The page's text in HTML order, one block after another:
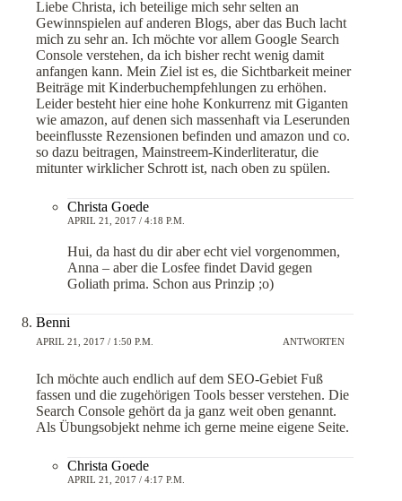
Liebe Christa, ich beteilige mich sehr selten an
Gewinnspielen auf anderen Blogs, aber das Buch lacht
mich zu sehr an. Ich möchte vor allem Google Search
Console verstehen, da ich bisher recht wenig damit
anfangen kann. Mein Ziel ist es, die Sichtbarkeit meiner
Beiträge mit Kinderbuchempfehlungen zu erhöhen.
Leider besteht hier eine hohe Konkurrenz mit Giganten
wie amazon, auf denen sich massenhaft via Leserunden
beeinflusste Rezensionen befinden und amazon und co.
so dazu beitragen, Mainstreem-Kinderliteratur, die
mitunter wirklicher Schrott ist, nach oben zu spülen.
Christa Goede
APRIL 21, 2017 / 4:18 P.M.
Hui, da hast du dir aber echt viel vorgenommen,
Anna – aber die Losfee findet David gegen
Goliath prima. Schon aus Prinzip ;o)
Benni
APRIL 21, 2017 / 1:50 P.M. ANTWORTEN
Ich möchte auch endlich auf dem SEO-Gebiet Fuß
fassen und die zugehörigen Tools besser verstehen. Die
Search Console gehört da ja ganz weit oben genannt.
Als Übungsobjekt nehme ich gerne meine eigene Seite.
Christa Goede
APRIL 21, 2017 / 4:17 P.M.